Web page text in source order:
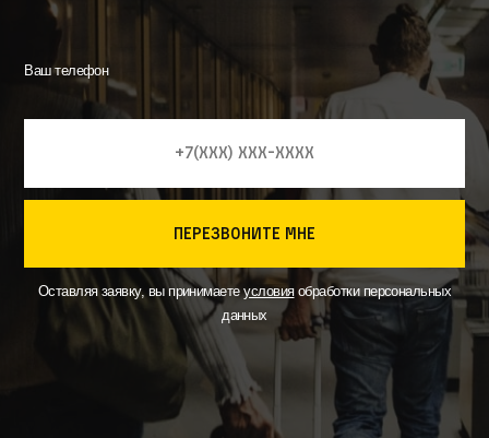
Ваш телефон
перезвоните мне
Оставляя заявку, вы принимаетеусловияобработки персональных
данных